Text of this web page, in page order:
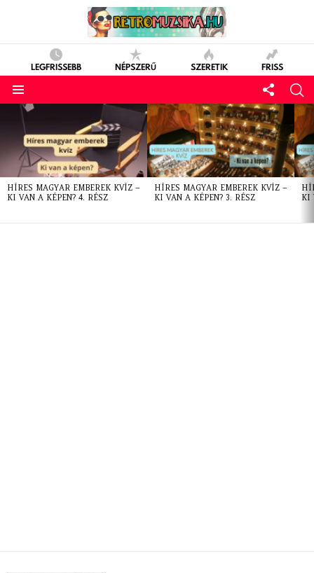
LEGFRISSEBB NÉPSZERŰ SZERETIK FRISS
LATEST
STORIES
HÍRES MAGYAR EMBEREK KVÍZ –
KI VAN A KÉPEN? 4. RÉSZ
HÍRES MAGYAR EMBEREK KVÍZ –
KI VAN A KÉPEN? 3. RÉSZ
KI